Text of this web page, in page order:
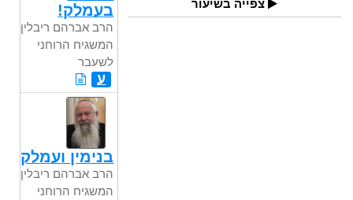
צפייה בשיעור
בעמלק!
הרב אברהם ריבלין,
המשגיח הרוחני
לשעבר
ע
בנימין ועמלק
הרב אברהם ריבלין,
המשגיח הרוחני